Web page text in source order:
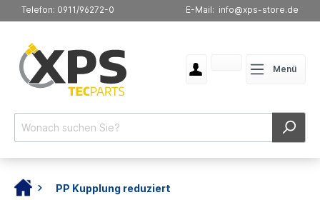
Telefon: 0911/96272-0 E-Mail: info@xps-store.de
Menü
PP Kupplung reduziert